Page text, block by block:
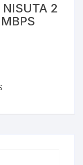
NISUTA 2